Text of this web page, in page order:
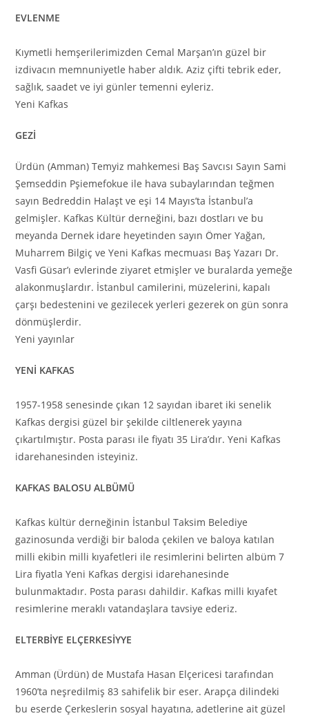
EVLENME
Kıymetli hemşerilerimizden Cemal Marşan’ın güzel bir
izdivacın memnuniyetle haber aldık. Aziz çifti tebrik eder,
sağlık, saadet ve iyi günler temenni eyleriz.
Yeni Kafkas
GEZİ
Ürdün (Amman) Temyiz mahkemesi Baş Savcısı Sayın Sami
Şemseddin Pşiemefokue ile hava subaylarından teğmen
sayın Bedreddin Halaşt ve eşi 14 Mayıs’ta İstanbul’a
gelmişler. Kafkas Kültür derneğini, bazı dostları ve bu
meyanda Dernek idare heyetinden sayın Ömer Yağan,
Muharrem Bilgiç ve Yeni Kafkas mecmuası Baş Yazarı Dr.
Vasfi Güsar’ı evlerinde ziyaret etmişler ve buralarda yemeğe
alakonmuşlardır. İstanbul camilerini, müzelerini, kapalı
çarşı bedestenini ve gezilecek yerleri gezerek on gün sonra
dönmüşlerdir.
Yeni yayınlar
YENİ KAFKAS
1957-1958 senesinde çıkan 12 sayıdan ibaret iki senelik
Kafkas dergisi güzel bir şekilde ciltlenerek yayına
çıkartılmıştır. Posta parası ile fiyatı 35 Lira’dır. Yeni Kafkas
idarehanesinden isteyiniz.
KAFKAS BALOSU ALBÜMÜ
Kafkas kültür derneğinin İstanbul Taksim Belediye
gazinosunda verdiği bir baloda çekilen ve baloya katılan
milli ekibin milli kıyafetleri ile resimlerini belirten albüm 7
Lira fiyatla Yeni Kafkas dergisi idarehanesinde
bulunmaktadır. Posta parası dahildir. Kafkas milli kıyafet
resimlerine meraklı vatandaşlara tavsiye ederiz.
ELTERBİYE ELÇERKESİYYE
Amman (Ürdün) de Mustafa Hasan Elçericesi tarafından
1960’ta neşredilmiş 83 sahifelik bir eser. Arapça dilindeki
bu eserde Çerkeslerin sosyal hayatına, adetlerine ait güzel